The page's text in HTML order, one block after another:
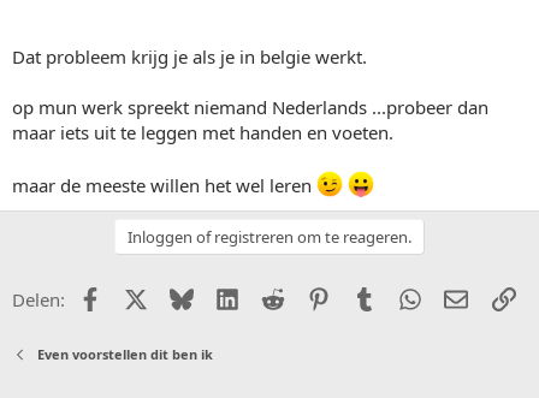
Dat probleem krijg je als je in belgie werkt.
op mun werk spreekt niemand Nederlands ...probeer dan
maar iets uit te leggen met handen en voeten.
maar de meeste willen het wel leren
Inloggen of registreren om te reageren.
Delen: FacebookX (Twitter)
BlueskyLinkedIn
Reddit PinterestTumblr WhatsApp
E-mail
Even voorstellen dit ben ik